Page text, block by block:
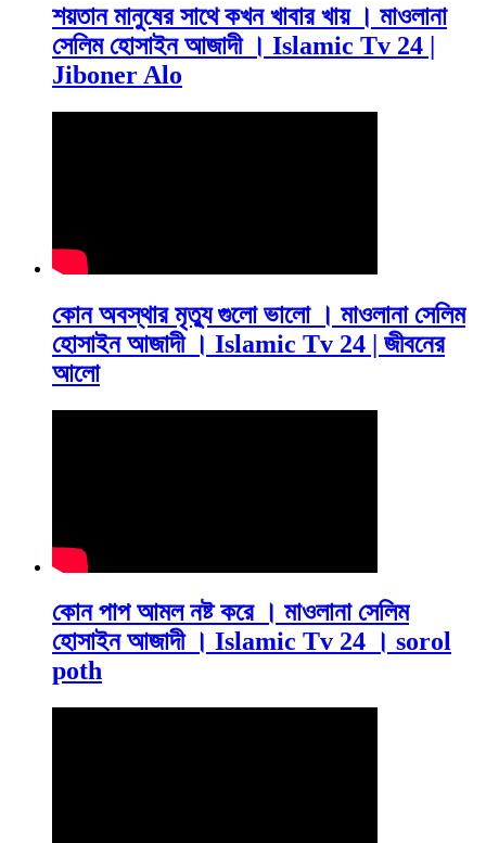
শয়তান মানুষের সাথে কখন খাবার খায় । মাওলানা
সেলিম হোসাইন আজাদী । Islamic Tv 24 |
Jiboner Alo
কোন অবস্থার মৃত্যু গুলো ভালো । মাওলানা সেলিম
হোসাইন আজাদী । Islamic Tv 24 | জীবনের
আলো
কোন পাপ আমল নষ্ট করে । মাওলানা সেলিম
হোসাইন আজাদী । Islamic Tv 24 । sorol
poth